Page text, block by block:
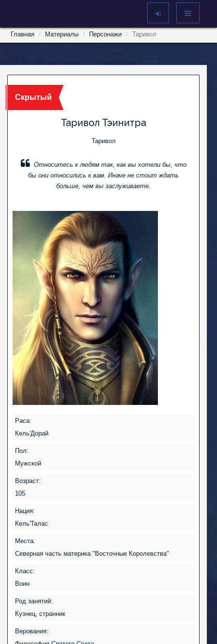
Главная Материалы Персонажи Таривол
Скрытый
Таривол Тэинитра
Таривол
Относитесь к людям так, как вы хотели бы, что
бы они относились к вам. Иначе не стоит ждать
больше, чем вы заслуживаете.
Раса:
Кель'Дорай
Пол:
Мужской
Возраст:
105
Нация:
Кель'Талас
Места:
Северная часть материка "Восточные Королевства"
Класс:
Воин
Род занятий:
Кузнец, странник
Верования: